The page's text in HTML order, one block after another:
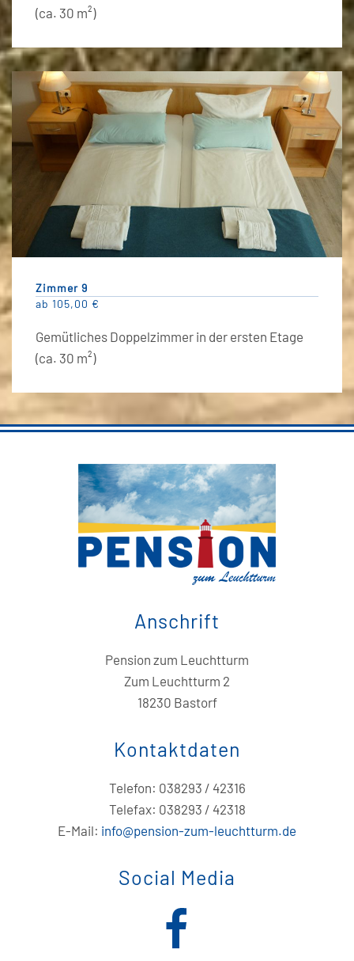
(ca. 30 m²)
Zimmer 9
ab 105,00 €
Gemütliches Doppelzimmer in der ersten Etage
(ca. 30 m²)
Anschrift
Pension zum Leuchtturm
Zum Leuchtturm 2
18230 Bastorf
Kontaktdaten
Telefon: 038293 / 42316
Telefax: 038293 / 42318
E-Mail: info@pension-zum-leuchtturm.de
Social Media